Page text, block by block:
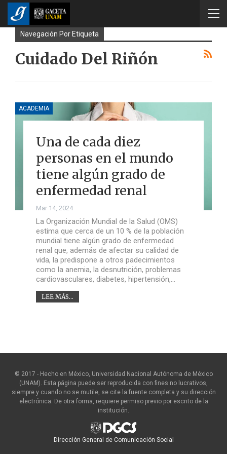
Navegación Por Etiqueta
Cuidado Del Riñón
ACADEMIA
Una de cada diez
personas en el mundo
tiene algún grado de
enfermedad renal
Mar 14, 2024
La Organización Mundial de la Salud (OMS)
estima que cerca de un 10 % de la población
mundial tiene algún grado de enfermedad
renal que, además de afectar su calidad de
vida, la predispone a otros padecimientos
como la anemia, la desnutrición, problemas
cardiovasculares, diabetes, hipertensión,…
LEE MÁS...
© 2017 - Hecho en México, Universidad Nacional Autónoma de México
(UNAM). Esta página puede ser reproducida con fines no lucrativos,
siempre y cuando no se mutile, se cite la fuente completa y su dirección
electrónica. De otra forma, requiere permiso previo por escrito de la
institución.
Dirección General de Comunicación Social